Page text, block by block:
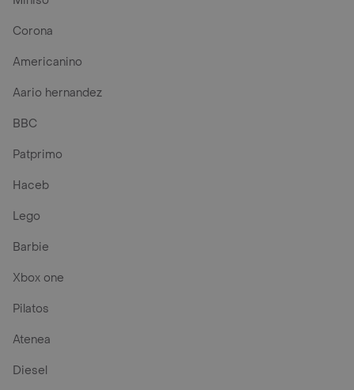
Corona
Americanino
Aario hernandez
BBC
Patprimo
Haceb
Lego
Barbie
Xbox one
Pilatos
Atenea
Diesel